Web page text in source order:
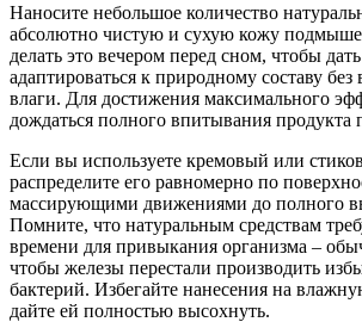
Наносите небольшое количество
абсолютно чистую и сухую кожу
делать это вечером перед сном, чтобы
адаптироваться к природному составу без
влаги. Для достижения максимального
дождаться полного впитывания продукта
Если вы используете кремовый или
распределите его равномерно по
массирующими движениями до полного
Помните, что натуральным средствам
времени для привыкания организма –
чтобы железы перестали производить
бактерий. Избегайте нанесения на
дайте ей полностью высохнуть.